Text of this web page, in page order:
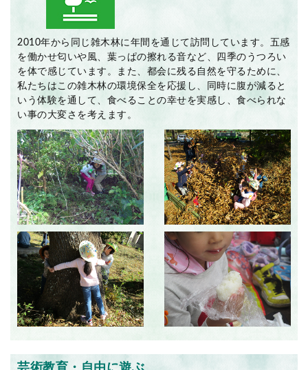
2010年から同じ雑木林に年間を通じて訪問しています。五感
を働かせ匂いや風、葉っぱの擦れる音など、四季のうつろい
を体で感じています。また、都会に残る自然を守るために、
私たちはこの雑木林の環境保全を応援し、同時に腹が減ると
いう体験を通して、食べることの幸せを実感し、食べられな
い事の大変さを考えます。
芸術教育・自由に遊ぶ